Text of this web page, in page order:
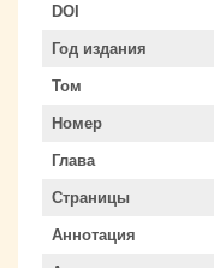
DOI
Год издания
Том
Номер
Глава
Страницы
Аннотация